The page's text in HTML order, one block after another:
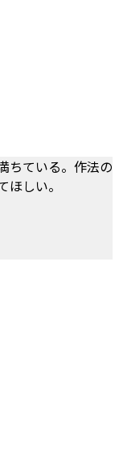
ちている。作法の
しい。